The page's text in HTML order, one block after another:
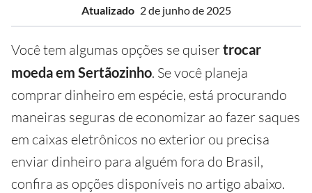
Atualizado 2 de junho de 2025
Você tem algumas opções se quisertrocar
moeda em Sertãozinho. Se você planeja
comprar dinheiro em espécie, está procurando
maneiras seguras de economizar ao fazer saques
em caixas eletrônicos no exterior ou precisa
enviar dinheiro para alguém fora do Brasil,
confira as opções disponíveis no artigo abaixo.